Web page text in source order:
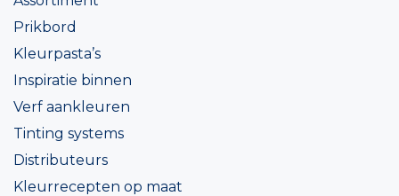
Prikbord
Kleurpasta’s
Inspiratie binnen
Verf aankleuren
Tinting systems
Distributeurs
Kleurrecepten op maat